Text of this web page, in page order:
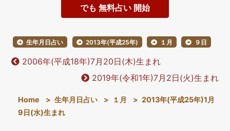
でも 無料占い 開始
生年月日占い 2013年(平成25年) １月 ９日
2006年(平成18年)7月20日(木)生まれ
2019年(令和1年)7月2日(火)生まれ
Home > 生年月日占い > １月 > 2013年(平成25年)1月
9日(水)生まれ